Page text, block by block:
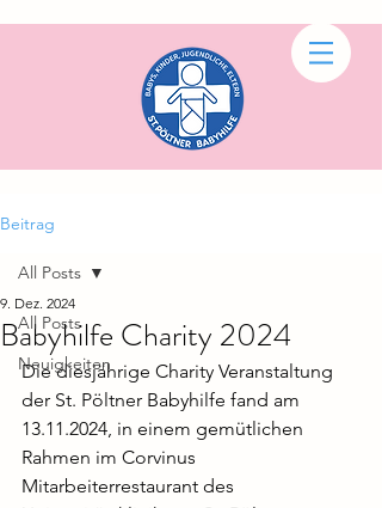
Beitrag
All Posts
Neuigkeiten
All Posts
Babyhilfe Charity 2024
9. Dez. 2024
Die diesjährige Charity Veranstaltung
der St. Pöltner Babyhilfe fand am
13.11.2024, in einem gemütlichen
Rahmen im Corvinus
Mitarbeiterrestaurant des